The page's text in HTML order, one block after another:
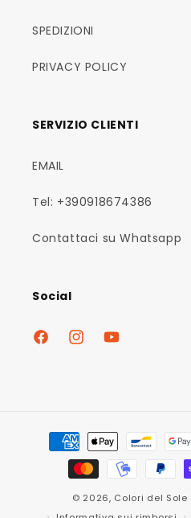
SPEDIZIONI
PRIVACY POLICY
SERVIZIO CLIENTI
EMAIL
Tel: +390918674386
Contattaci su Whatsapp
Social
FacebookInstagramYouTube
Metodi
pagamento
© 2026, Colori del Sole